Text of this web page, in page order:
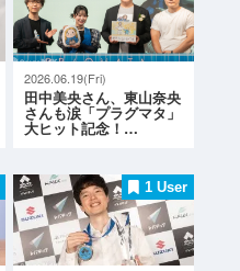
2026.06.19(Fri)
田中美央さん、東山奈央
さんも涙「プラグマタ」
大ヒット記念！…
1 User